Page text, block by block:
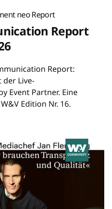
neo Report
Report
Report:
der Live-
Event Partner. Eine
Edition Nr. 16.